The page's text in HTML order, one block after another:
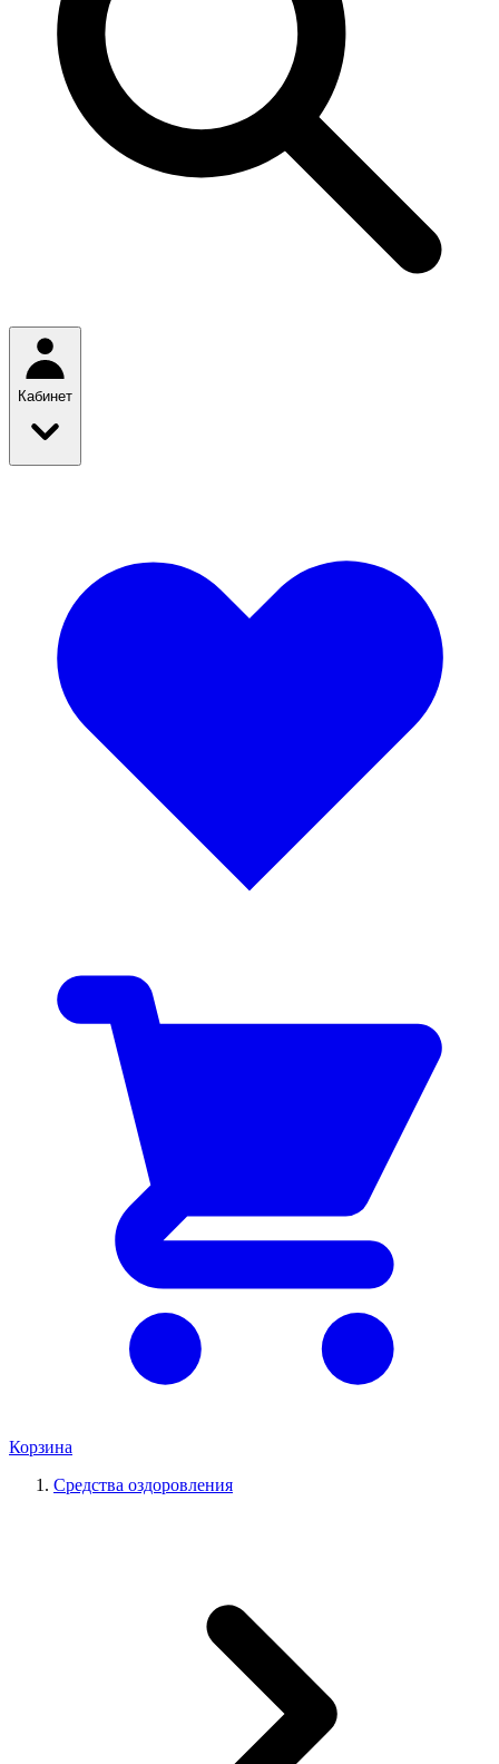
Кабинет
Корзина
Средства оздоровления